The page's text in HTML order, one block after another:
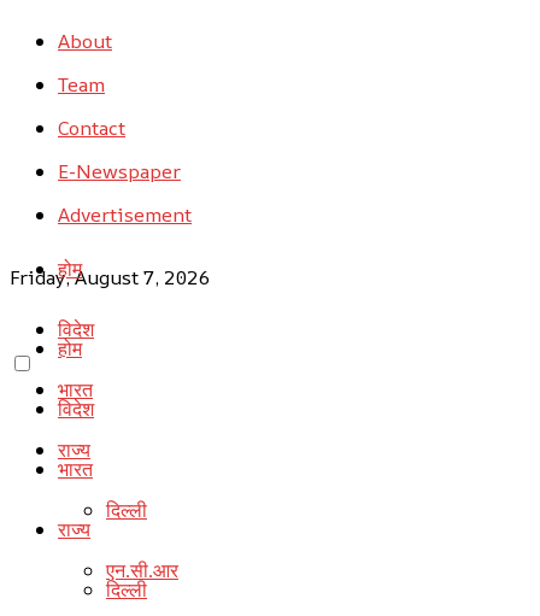
About
Team
Contact
E-Newspaper
Advertisement
Friday, August 7, 2026
होम
विदेश
भारत
राज्य
दिल्ली
एन.सी.आर
होम
विदेश
भारत
राज्य
दिल्ली